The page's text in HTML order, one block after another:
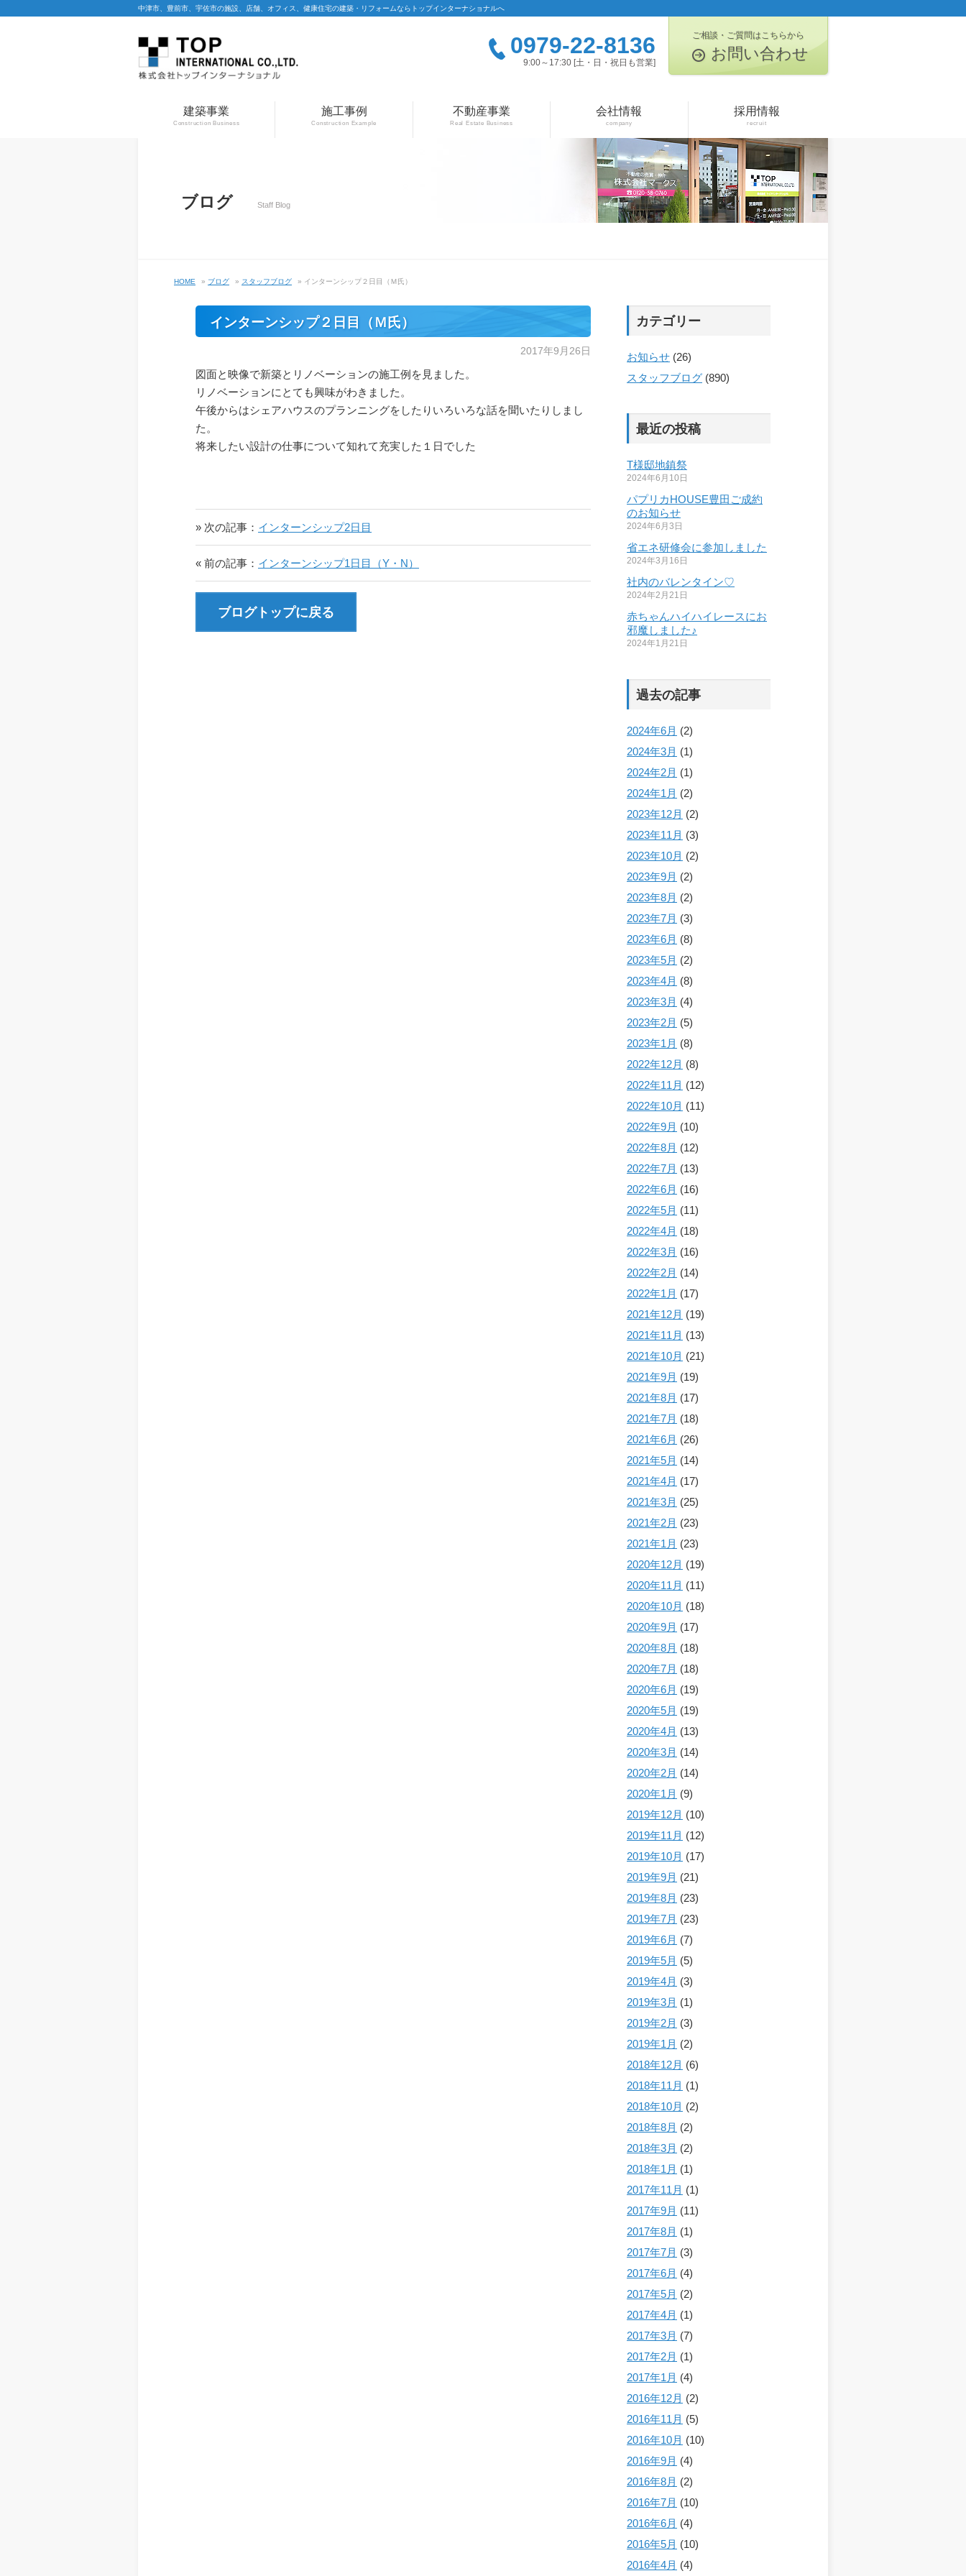
中津市、豊前市、宇佐市の施設、店舗、オフィス、健康住宅の建築・リフォームならトップインターナショナルへ
0979-22-8136
9:00～17:30 [土・日・祝日も営業]
ご相談・ご質問はこちらから
お問い合わせ
建築事業
Construction Business
施工事例
Construction Example
不動産事業
Real Estate Business
会社情報
company
採用情報
recruit
ブログ Staff Blog
HOME » ブログ » スタッフブログ » インターンシップ２日目（Ｍ氏）
インターンシップ２日目（Ｍ氏）
2017年9月26日
図面と映像で新築とリノベーションの施工例を見ました。
リノベーションにとても興味がわきました。
午後からはシェアハウスのプランニングをしたりいろいろな話を聞いたりしまし
た。
将来したい設計の仕事について知れて充実した１日でした
» 次の記事： インターンシップ2日目
« 前の記事： インターンシップ1日目（Y・N）
ブログトップに戻る
カテゴリー
お知らせ (26)
スタッフブログ (890)
最近の投稿
T様邸地鎮祭
2024年6月10日
パプリカHOUSE豊田ご成約
のお知らせ
2024年6月3日
省エネ研修会に参加しました
2024年3月16日
社内のバレンタイン♡
2024年2月21日
赤ちゃんハイハイレースにお
邪魔しました♪
2024年1月21日
過去の記事
2024年6月 (2)
2024年3月 (1)
2024年2月 (1)
2024年1月 (2)
2023年12月 (2)
2023年11月 (3)
2023年10月 (2)
2023年9月 (2)
2023年8月 (2)
2023年7月 (3)
2023年6月 (8)
2023年5月 (2)
2023年4月 (8)
2023年3月 (4)
2023年2月 (5)
2023年1月 (8)
2022年12月 (8)
2022年11月 (12)
2022年10月 (11)
2022年9月 (10)
2022年8月 (12)
2022年7月 (13)
2022年6月 (16)
2022年5月 (11)
2022年4月 (18)
2022年3月 (16)
2022年2月 (14)
2022年1月 (17)
2021年12月 (19)
2021年11月 (13)
2021年10月 (21)
2021年9月 (19)
2021年8月 (17)
2021年7月 (18)
2021年6月 (26)
2021年5月 (14)
2021年4月 (17)
2021年3月 (25)
2021年2月 (23)
2021年1月 (23)
2020年12月 (19)
2020年11月 (11)
2020年10月 (18)
2020年9月 (17)
2020年8月 (18)
2020年7月 (18)
2020年6月 (19)
2020年5月 (19)
2020年4月 (13)
2020年3月 (14)
2020年2月 (14)
2020年1月 (9)
2019年12月 (10)
2019年11月 (12)
2019年10月 (17)
2019年9月 (21)
2019年8月 (23)
2019年7月 (23)
2019年6月 (7)
2019年5月 (5)
2019年4月 (3)
2019年3月 (1)
2019年2月 (3)
2019年1月 (2)
2018年12月 (6)
2018年11月 (1)
2018年10月 (2)
2018年8月 (2)
2018年3月 (2)
2018年1月 (1)
2017年11月 (1)
2017年9月 (11)
2017年8月 (1)
2017年7月 (3)
2017年6月 (4)
2017年5月 (2)
2017年4月 (1)
2017年3月 (7)
2017年2月 (1)
2017年1月 (4)
2016年12月 (2)
2016年11月 (5)
2016年10月 (10)
2016年9月 (4)
2016年8月 (2)
2016年7月 (10)
2016年6月 (4)
2016年5月 (10)
2016年4月 (4)